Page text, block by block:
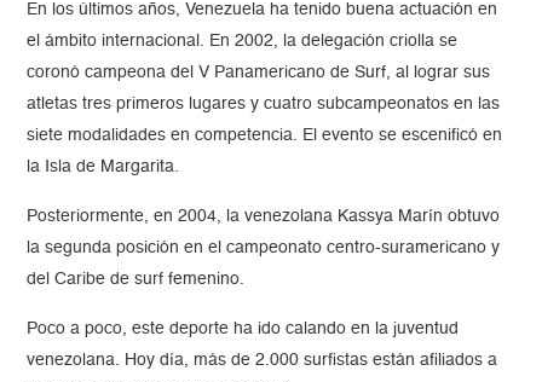
En los últimos años, Venezuela ha tenido buena actuación en
el ámbito internacional. En 2002, la delegación criolla se
coronó campeona del V Panamericano de Surf, al lograr sus
atletas tres primeros lugares y cuatro subcampeonatos en las
siete modalidades en competencia. El evento se escenificó en
la Isla de Margarita.
Posteriormente, en 2004, la venezolana Kassya Marín obtuvo
la segunda posición en el campeonato centro-suramericano y
del Caribe de surf femenino.
Poco a poco, este deporte ha ido calando en la juventud
venezolana. Hoy día, más de 2.000 surfistas están afiliados a